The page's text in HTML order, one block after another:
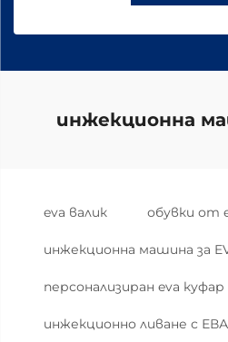
инжекционна
eva валик обувки от
инжекционна машина за
персонализиран eva куфар
инжекционно ливане с ЕВА